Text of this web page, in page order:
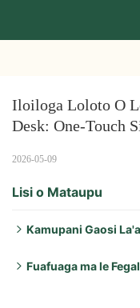
Iloiloga Loloto O
Desk: One-Touch
2026-05-09
Lisi o Mataupu
Kamupani Gaosi
masani ona
Fuafuaga ma le